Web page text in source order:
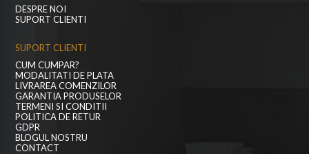
DESPRE NOI
SUPORT CLIENTI
SUPORT CLIENTI
CUM CUMPAR?
MODALITATI DE PLATA
LIVRAREA COMENZILOR
GARANTIA PRODUSELOR
TERMENI SI CONDITII
POLITICA DE RETUR
GDPR
BLOGUL NOSTRU
CONTACT